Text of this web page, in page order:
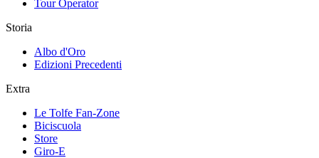
Tour Operator
Storia
Albo d'Oro
Edizioni Precedenti
Extra
Le Tolfe Fan-Zone
Biciscuola
Store
Giro-E